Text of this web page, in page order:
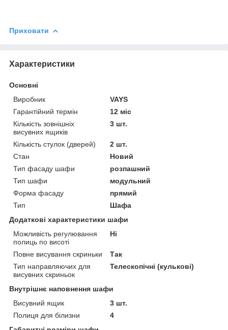
Приховати
Характеристики
Основні
Виробник
VAYS
Гарантійний термін
12 міс
Кількість зовнішніх
висувних ящиків
3 шт.
Кількість стулок (дверей)
2 шт.
Стан
Новий
Тип фасаду шафи
розпашний
Тип шафи
модульний
Форма фасаду
прямий
Тип
Шафа
Додаткові характеристики шафи
Можливість регулювання
полиць по висоті
Ні
Повне висування скриньки
Так
Тип направляючих для
висувних скриньок
Телескопічні (кулькові)
Внутрішнє наповнення шафи
Висувний ящик
3 шт.
Полиця для білизни
4